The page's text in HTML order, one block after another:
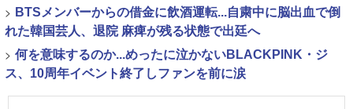
> BTSメンバーからの借金に飲酒運転...自粛中に脳出血で倒
れた韓国芸人、退院 麻痺が残る状態で出廷へ
> 何を意味するのか...めったに泣かないBLACKPINK・ジ
ス、10周年イベント終了しファンを前に涙